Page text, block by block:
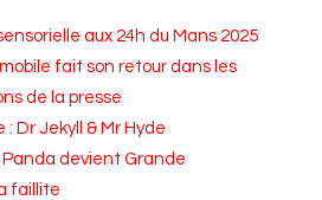
aux 24h du Mans 2025
fait son retour dans les
de la presse
: Dr Jekyll & Mr Hyde
Panda devient Grande
faillite